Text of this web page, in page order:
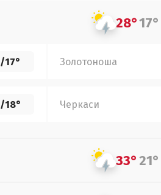
28°17°
/17° Золотоноша
/18° Черкаси
33°21°